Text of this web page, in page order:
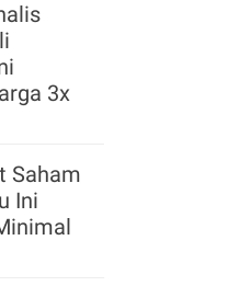
3x
Saham
Ini